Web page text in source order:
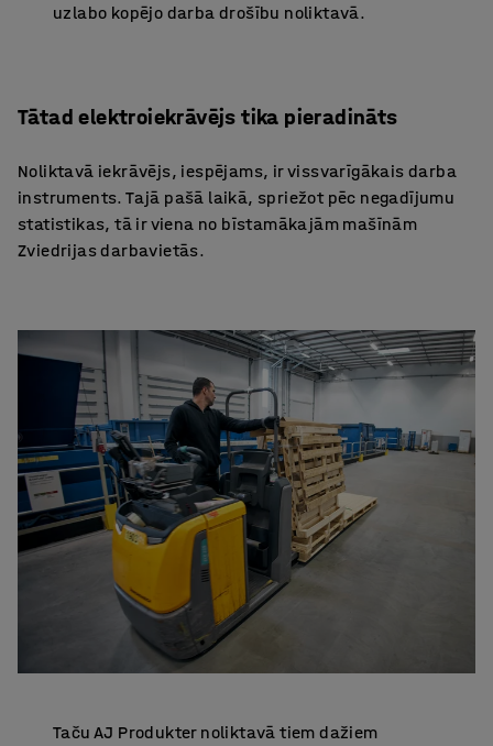
uzlabo kopējo darba drošību noliktavā.
Tātad elektroiekrāvējs tika pieradināts
Noliktavā iekrāvējs, iespējams, ir vissvarīgākais darba
instruments. Tajā pašā laikā, spriežot pēc negadījumu
statistikas, tā ir viena no bīstamākajām mašīnām
Zviedrijas darbavietās.
Taču AJ Produkter noliktavā tiem dažiem